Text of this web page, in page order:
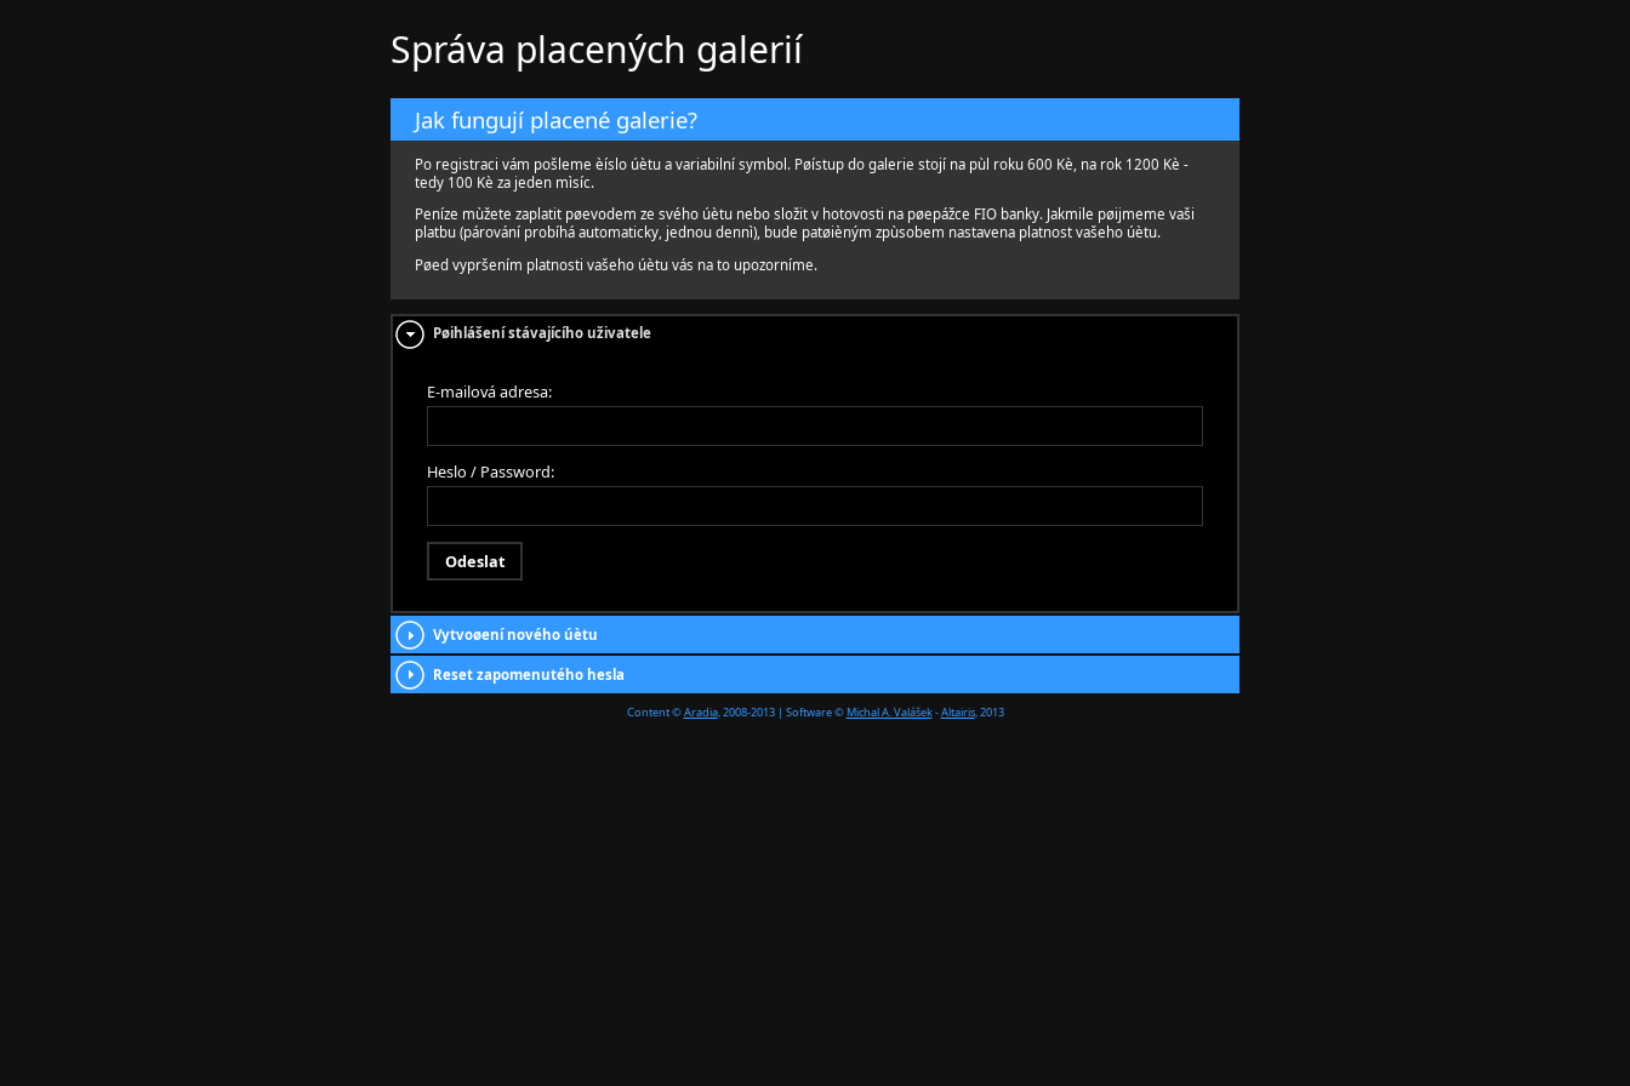
Správa placených galerií
Jak fungují placené galerie?
Po registraci vám pošleme èíslo úètu a variabilní symbol. Pøístup do galerie stojí na pùl roku 600 Kè, na rok 1200 Kè -
tedy 100 Kè za jeden mìsíc.
Peníze mùžete zaplatit pøevodem ze svého úètu nebo složit v hotovosti na pøepážce FIO banky. Jakmile pøijmeme vaši
platbu (párování probíhá automaticky, jednou dennì), bude patøièným zpùsobem nastavena platnost vašeho úètu.
Pøed vypršením platnosti vašeho úètu vás na to upozorníme.
Pøihlášení stávajícího uživatele
E-mailová adresa:
Heslo / Password:
Vytvoøení nového úètu
Reset zapomenutého hesla
Content ©Aradia, 2008-2013 | Software ©Michal A. Valášek-Altairis, 2013